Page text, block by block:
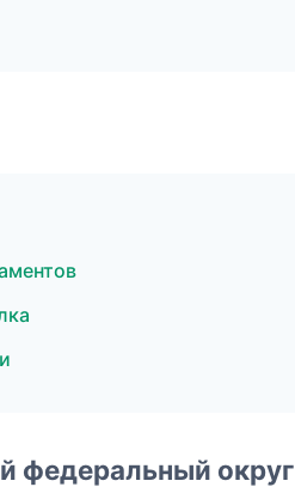
федеральный округ